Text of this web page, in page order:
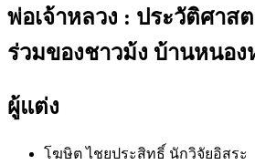
พ่อเจ้าหลวง : ประวัติศาส
ร่วมของชาวม้ง บ้านหนอง
ผู้แต่ง
โฆษิต ไชยประสิทธิ์ นักวิจัยอิสระ